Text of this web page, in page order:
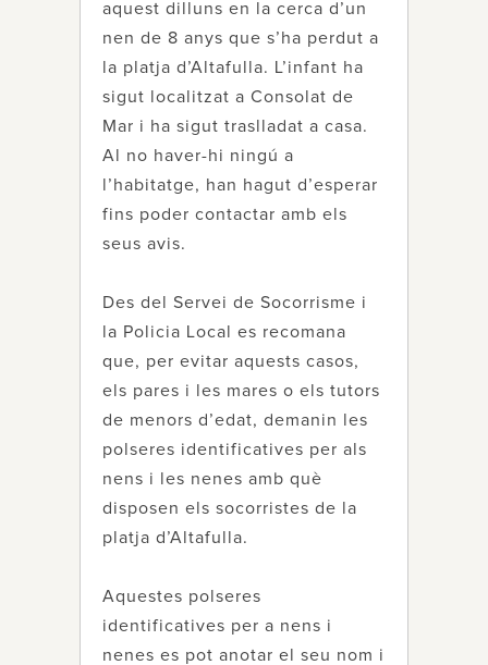
aquest dilluns en la cerca d’un
nen de 8 anys que s’ha perdut a
la platja d’Altafulla. L’infant ha
sigut localitzat a Consolat de
Mar i ha sigut traslladat a casa.
Al no haver-hi ningú a
l’habitatge, han hagut d’esperar
fins poder contactar amb els
seus avis.
Des del Servei de Socorrisme i
la Policia Local es recomana
que, per evitar aquests casos,
els pares i les mares o els tutors
de menors d’edat, demanin les
polseres identificatives per als
nens i les nenes amb què
disposen els socorristes de la
platja d’Altafulla.
Aquestes polseres
identificatives per a nens i
nenes es pot anotar el seu nom i